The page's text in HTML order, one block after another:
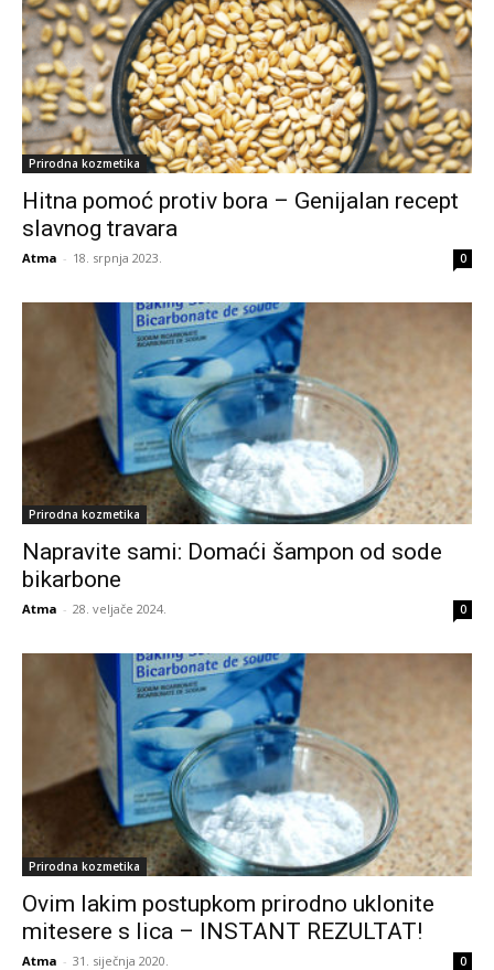
Prirodna kozmetika
Hitna pomoć protiv bora – Genijalan recept
slavnog travara
Atma - 18. srpnja 2023. 0
Prirodna kozmetika
Napravite sami: Domaći šampon od sode
bikarbone
Atma - 28. veljače 2024. 0
Prirodna kozmetika
Ovim lakim postupkom prirodno uklonite
mitesere s lica – INSTANT REZULTAT!
Atma - 31. siječnja 2020. 0